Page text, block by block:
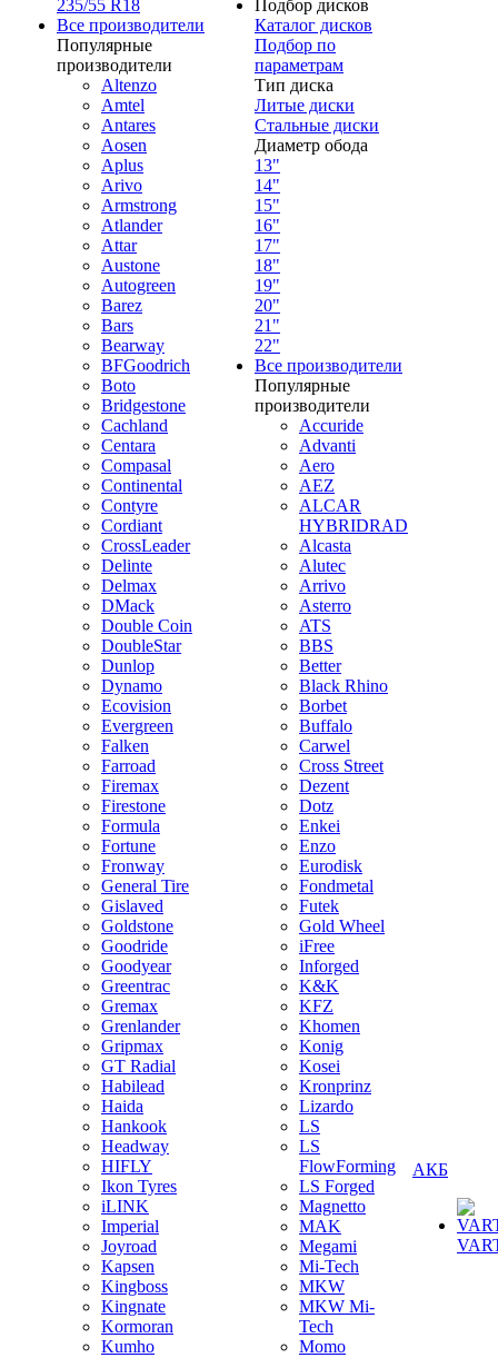
235/55 R18
Все производители
Популярные
производители
Altenzo
Amtel
Antares
Aosen
Aplus
Arivo
Armstrong
Atlander
Attar
Austone
Autogreen
Barez
Bars
Bearway
BFGoodrich
Boto
Bridgestone
Cachland
Centara
Compasal
Continental
Contyre
Cordiant
CrossLeader
Delinte
Delmax
DMack
Double Coin
DoubleStar
Dunlop
Dynamo
Ecovision
Evergreen
Falken
Farroad
Firemax
Firestone
Formula
Fortune
Fronway
General Tire
Gislaved
Goldstone
Goodride
Goodyear
Greentrac
Gremax
Grenlander
Gripmax
GT Radial
Habilead
Haida
Hankook
Headway
HIFLY
Ikon Tyres
iLINK
Imperial
Joyroad
Kapsen
Kingboss
Kingnate
Kormoran
Kumho
Подбор дисков
Каталог дисков
Подбор по
параметрам
Тип диска
Литые диски
Стальные диски
Диаметр обода
13"
14"
15"
16"
17"
18"
19"
20"
21"
22"
Все производители
Популярные
производители
Accuride
Advanti
Aero
AEZ
ALCAR
HYBRIDRAD
Alcasta
Alutec
Arrivo
Asterro
ATS
BBS
Better
Black Rhino
Borbet
Buffalo
Carwel
Cross Street
Dezent
Dotz
Enkei
Enzo
Eurodisk
Fondmetal
Futek
Gold Wheel
iFree
Inforged
K&K
KFZ
Khomen
Konig
Kosei
Kronprinz
Lizardo
LS
LS
FlowForming
LS Forged
Magnetto
MAK
Megami
Mi-Tech
MKW
MKW Mi-
Tech
Momo
АКБ